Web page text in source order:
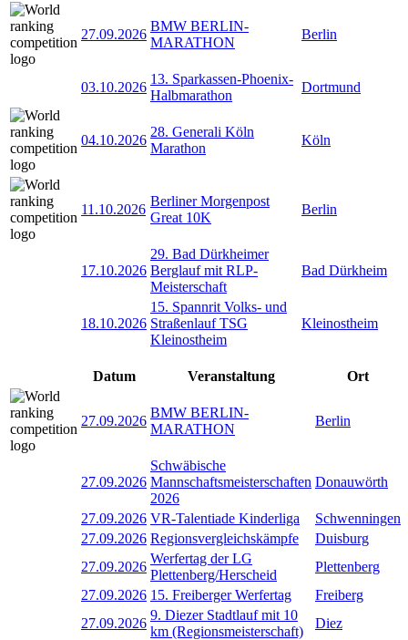
27.09.2026
BMW BERLIN-
MARATHON
Berlin
03.10.2026
13. Sparkassen-Phoenix-
Halbmarathon
Dortmund
04.10.2026
28. Generali Köln
Marathon
Köln
11.10.2026
Berliner Morgenpost
Great 10K
Berlin
17.10.2026
29. Bad Dürkheimer
Berglauf mit RLP-
Meisterschaft
Bad Dürkheim
18.10.2026
15. Spannrit Volks- und
Straßenlauf TSG
Kleinostheim
Kleinostheim
Datum Veranstaltung Ort
27.09.2026
BMW BERLIN-
MARATHON
Berlin
27.09.2026
Schwäbische
Mannschaftsmeisterschaften
2026
Donauwörth
27.09.2026 VR-Talentiade Kinderliga
Schwenningen
27.09.2026 Regionsvergleichskämpfe
Duisburg
27.09.2026
Werfertag der LG
Plettenberg/Herscheid
Plettenberg
27.09.2026 15. Freiberger Werfertag
Freiberg
27.09.2026
9. Diezer Stadtlauf mit 10
km (Regionsmeisterschaft)
Diez